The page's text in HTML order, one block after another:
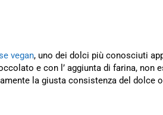
vegan, uno dei dolci più conosciuti
e con l’ aggiunta di farina, non
la giusta consistenza del dolce